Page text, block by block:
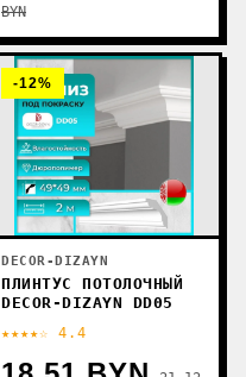
BYN
-12%
DECOR-DIZAYN
ПЛИНТУС ПОТОЛОЧНЫЙ
DECOR-DIZAYN DD05
★★★★☆ 4.4